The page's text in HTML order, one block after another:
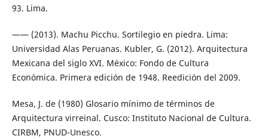
93. Lima.
—— (2013). Machu Picchu. Sortilegio en piedra. Lima:
Universidad Alas Peruanas. Kubler, G. (2012). Arquitectura
Mexicana del siglo XVI. México: Fondo de Cultura
Económica. Primera edición de 1948. Reedición del 2009.
Mesa, J. de (1980) Glosario mínimo de términos de
Arquitectura virreinal. Cusco: Instituto Nacional de Cultura.
CIRBM, PNUD-Unesco.